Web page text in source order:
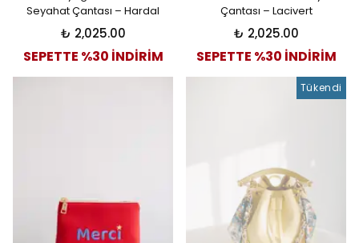
Seyahat Çantası – Hardal
₺ 2,025.00
SEPETTE %30 İNDİRİM
Çantası – Lacivert
₺ 2,025.00
SEPETTE %30 İNDİRİM
Tükendi